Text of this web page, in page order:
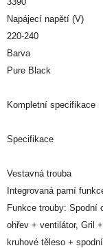
Napájecí napětí (V)
220-240
Barva
Pure Black
Kompletní specifikace
Specifikace
Vestavná trouba
Integrovaná parní
Funkce trouby: Spodní
ohřev + ventilátor, Gril
kruhové těleso +